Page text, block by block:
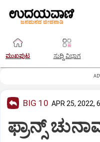
ಮುಖಪುಟ ಸುದ್ದಿ ವಿಭಾಗ
BIG 10 APR 25, 2022,
ಫ್ರಾನ್ಸ್‌